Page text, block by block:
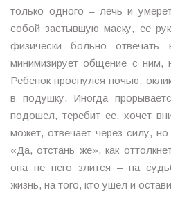
только одного – лечь и
собой застывшую маску, ее
физически больно
минимизирует общение с ним,
Ребенок проснулся ночью,
в подушку. Иногда
подошел, теребит ее, хочет
может, отвечает через силу, но
«Да, отстань же», как
она не него злится – на
жизнь, на того, кто ушел и